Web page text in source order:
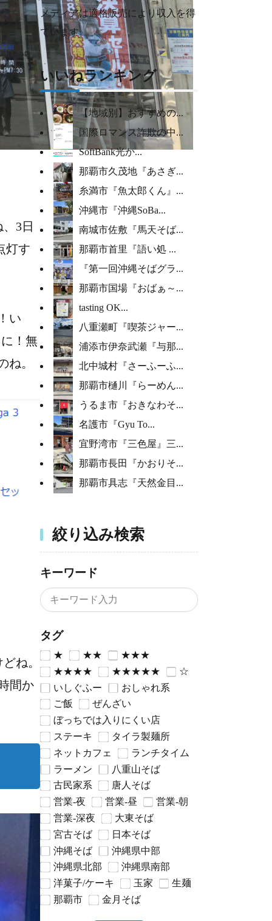
3日
灯す
い
！無
ね。
ね。
間か
メディアは適格販売により収入を得
ています。
いいねランキング
【地域別】おすすめの...
国際ロマンス詐欺の中...
SoftBank光か...
那覇市久茂地『あさぎ...
糸満市『魚太郎くん』...
沖縄市『沖縄SoBa...
南城市佐敷『馬天そば...
那覇市首里『語い処 ...
『第一回沖縄そばグラ...
那覇市国場『おばぁ～...
tasting OK...
八重瀬町『喫茶ジャー...
浦添市伊奈武瀬『与那...
北中城村『さーふーふ...
那覇市樋川『らーめん...
うるま市『おきなわそ...
名護市『Gyu To...
宜野湾市『三色屋』三...
那覇市長田『かおりそ...
那覇市具志『天然金目...
絞り込み検索
キーワード
タグ
★ ★★
★★★
★★★★
★★★★★
☆
いしぐふー
おしゃれ系
ご飯
ぜんざい
ぼっちでは入りにくい店
ステーキ
タイラ製麺所
ネットカフェ
ランチタイム
ラーメン
八重山そば
古民家系
唐人そば
営業-夜
営業-昼
営業-朝
営業-深夜
大東そば
宮古そば
日本そば
沖縄そば
沖縄県中部
沖縄県北部
沖縄県南部
洋菓子/ケーキ
玉家
生麺
那覇市
金月そば